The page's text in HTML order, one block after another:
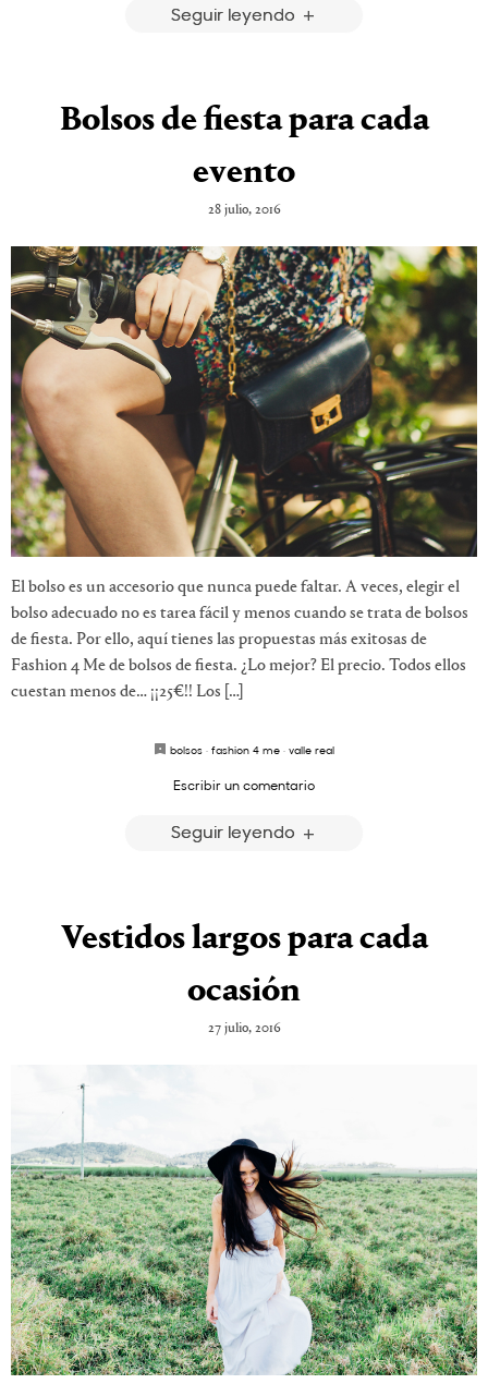
Seguir leyendo
Bolsos de fiesta para cada
evento
28 julio, 2016
El bolso es un accesorio que nunca puede faltar. A veces, elegir el
bolso adecuado no es tarea fácil y menos cuando se trata de bolsos
de fiesta. Por ello, aquí tienes las propuestas más exitosas de
Fashion 4 Me de bolsos de fiesta. ¿Lo mejor? El precio. Todos ellos
cuestan menos de… ¡¡25€!! Los […]
bolsos · fashion 4 me · valle real
Escribir un comentario
Seguir leyendo
Vestidos largos para cada
ocasión
27 julio, 2016